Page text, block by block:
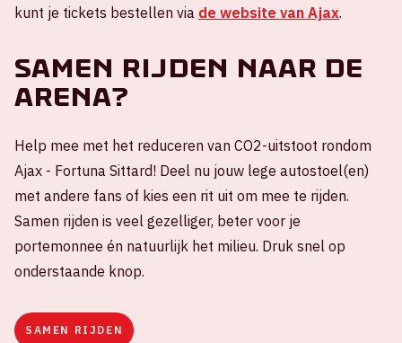
kunt je tickets bestellen via de website van Ajax.
Samen rijden naar de
ArenA?
Help mee met het reduceren van CO2-uitstoot rondom
Ajax - Fortuna Sittard! Deel nu jouw lege autostoel(en)
met andere fans of kies een rit uit om mee te rijden.
Samen rijden is veel gezelliger, beter voor je
portemonnee én natuurlijk het milieu. Druk snel op
onderstaande knop.
SAMEN RIJDEN